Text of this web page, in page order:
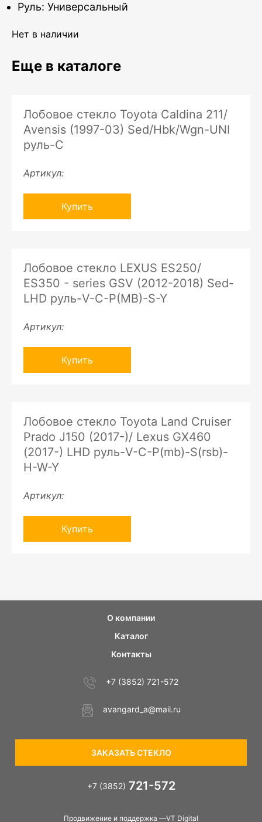
Руль: Универсальный
Нет в наличии
Еще в каталоге
Лобовое стекло Toyota Caldina 211/
Avensis (1997-03) Sed/Hbk/Wgn-UNI
руль-C
Артикул:
Купить
Лобовое стекло LEXUS ES250/
ES350 - series GSV (2012-2018) Sed-
LHD руль-V-C-P(MB)-S-Y
Артикул:
Купить
Лобовое стекло Toyota Land Cruiser
Prado J150 (2017-)/ Lexus GX460
(2017-) LHD руль-V-C-P(mb)-S(rsb)-
H-W-Y
Артикул:
Купить
Продвижение и поддержка —VT Digital
О компании
Каталог
Контакты
+7 (3852) 721-572
avangard_a@mail.ru
ЗАКАЗАТЬ СТЕКЛО
+7 (3852) 721-572